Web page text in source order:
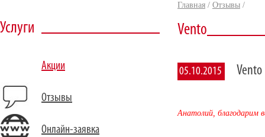
Главная / Отзывы /
Услуги
Акции
Отзывы
Онлайн-заявка
Vento
05.10.2015 Vento
Анатолий, благодарим